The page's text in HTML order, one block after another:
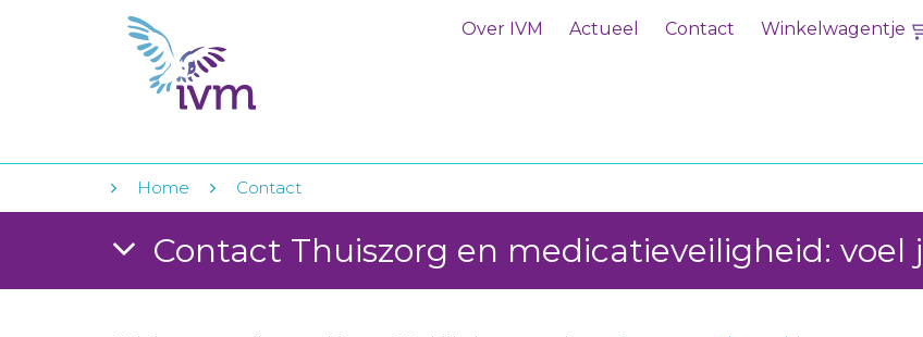
Over IVM Actueel Contact Winkelwagentje
Home Contact
Contact Thuiszorg en medicatieveiligheid: voel